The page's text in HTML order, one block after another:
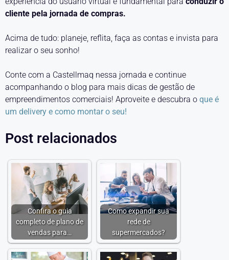
cliente pela jornada de compras.
Acima de tudo: planeje, reflita, faça as contas e invista para
realizar o seu sonho!
Conte com a Castellmaq nessa jornada e continue
acompanhando o blog para mais dicas de gestão de
empreendimentos comerciais! Aproveite e descubra o que é
um delivery e como montar o seu!
Post relacionados
Confira o guia
completo de plano de
vendas para…
Como expandir sua
rede de
supermercados?